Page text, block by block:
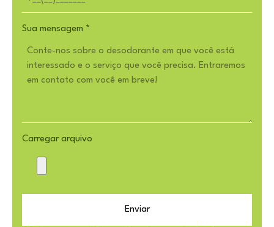
Sua mensagem *
Carregar arquivo
Enviar